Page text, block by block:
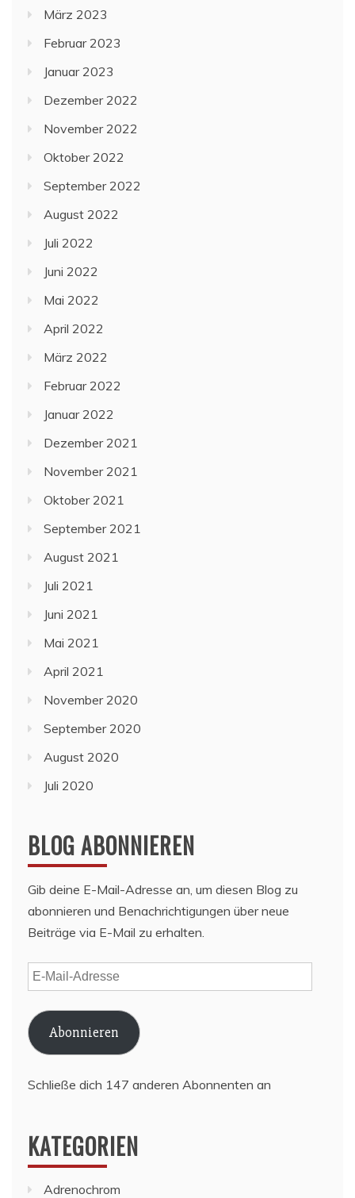
März 2023
Februar 2023
Januar 2023
Dezember 2022
November 2022
Oktober 2022
September 2022
August 2022
Juli 2022
Juni 2022
Mai 2022
April 2022
März 2022
Februar 2022
Januar 2022
Dezember 2021
November 2021
Oktober 2021
September 2021
August 2021
Juli 2021
Juni 2021
Mai 2021
April 2021
November 2020
September 2020
August 2020
Juli 2020
BLOG ABONNIEREN
Gib deine E-Mail-Adresse an, um diesen Blog zu
abonnieren und Benachrichtigungen über neue
Beiträge via E-Mail zu erhalten.
E-
Mail-
Adresse
Abonnieren
Schließe dich 147 anderen Abonnenten an
KATEGORIEN
Adrenochrom